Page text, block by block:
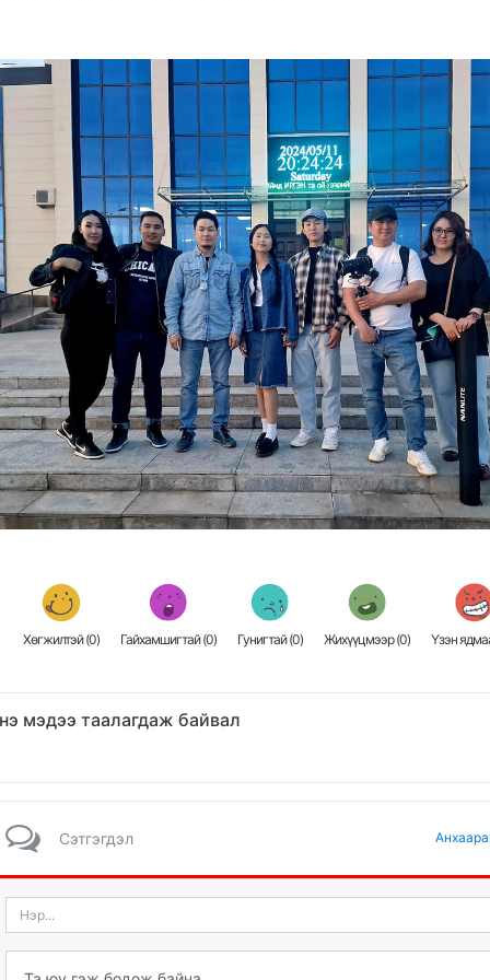
Хөгжилтэй (0) Гайхамшигтай (0) Гунигтай (0) Жихүүцмээр (0) Үзэн
мэдээ таалагдаж байвал
Сэтгэгдэл